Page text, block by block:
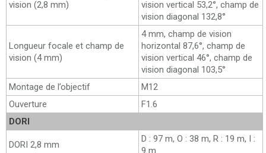
vision (2,8 mm)
vision vertical 53,2°, champ de
vision diagonal 132,8°
Longueur focale et champ de
vision (4 mm)
4 mm, champ de vision
horizontal 87,6°, champ de
vision vertical 46°, champ de
vision diagonal 103,5°
Montage de l’objectif
M12
Ouverture
F1.6
DORI
DORI 2,8 mm
D : 97 m, O : 38 m, R : 19 m, I :
9 m